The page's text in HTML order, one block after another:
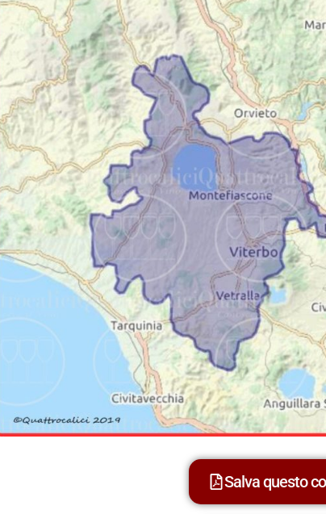
Salva questo